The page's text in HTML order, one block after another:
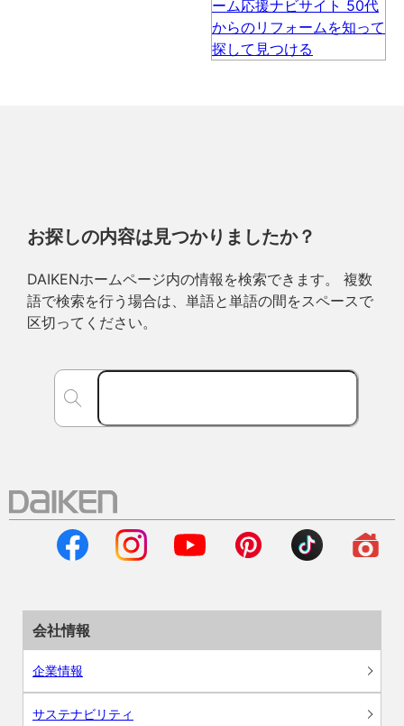
お探しの内容は見つかりましたか？
DAIKENホームページ内の情報を検索できます。 複数
語で検索を行う場合は、単語と単語の間をスペースで
区切ってください。
会社情報
企業情報
サステナビリティ